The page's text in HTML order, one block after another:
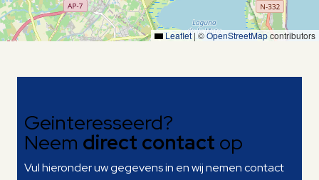
Leaflet |©OpenStreetMapcontributors
Geinteresseerd?
Neem direct contact op
Vul hieronder uw gegevens in en wij nemen contact